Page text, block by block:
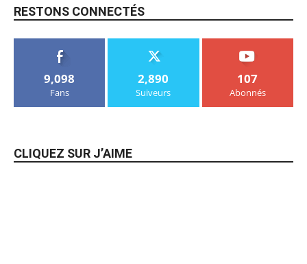
RESTONS CONNECTÉS
9,098
Fans
2,890
Suiveurs
107
Abonnés
CLIQUEZ SUR J’AIME